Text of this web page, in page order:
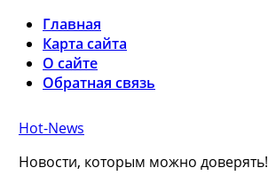
Главная
Карта сайта
О сайте
Обратная связь
Hot-News
Новости, которым можно доверять!